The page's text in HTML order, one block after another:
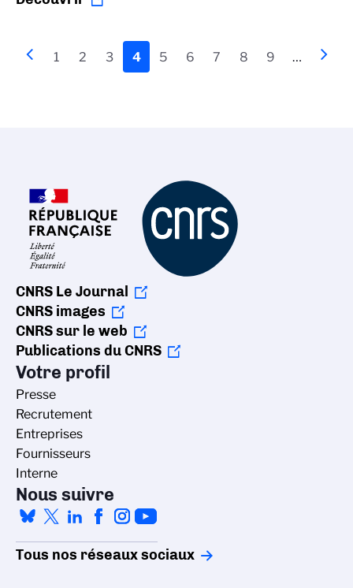
Pagination
Page
‹‹ Page
1 Page
2 Page
3
Page
actuelle
4 Page
5 Page
6 Page
7 Page
8 Page
9 …
Page
››
CNRS Le Journal
CNRS images
CNRS sur le web
Publications du CNRS
Votre profil
Presse
Recrutement
Entreprises
Fournisseurs
Interne
Nous suivre
Tous nos réseaux sociaux